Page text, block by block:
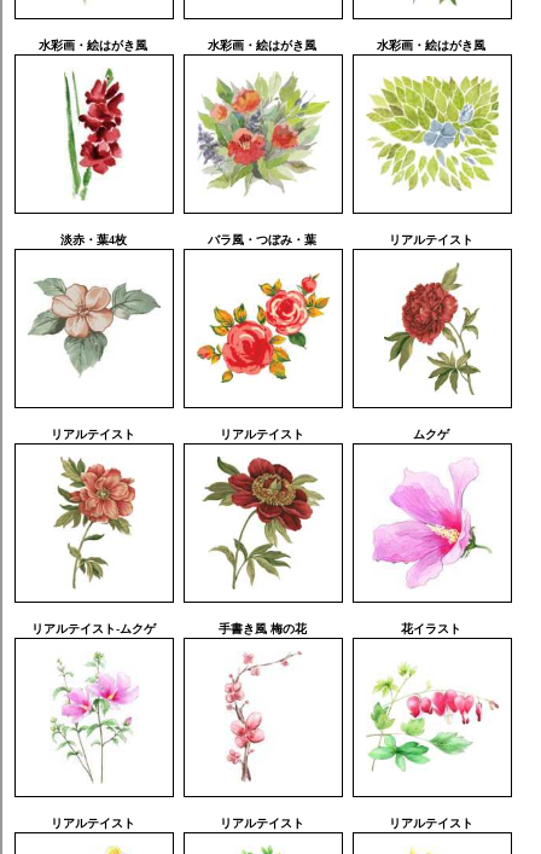
水彩画・絵はがき風 水彩画・絵はがき風 水彩画・絵はがき風
淡赤・葉4枚 バラ風・つぼみ・葉 リアルテイスト
リアルテイスト リアルテイスト ムクゲ
リアルテイスト-ムクゲ 手書き風 梅の花 花イラスト
リアルテイスト リアルテイスト リアルテイスト